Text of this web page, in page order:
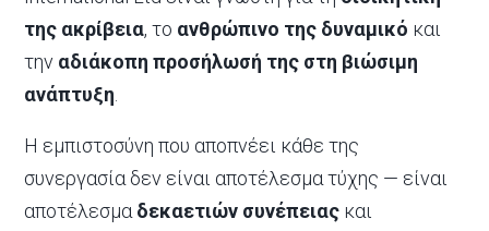
της ακρίβεια, το ανθρώπινο της δυναμικό και
την αδιάκοπη προσήλωσή της στη βιώσιμη
ανάπτυξη.
Η εμπιστοσύνη που αποπνέει κάθε της
συνεργασία δεν είναι αποτέλεσμα τύχης — είναι
αποτέλεσμαδεκαετιών συνέπειας και